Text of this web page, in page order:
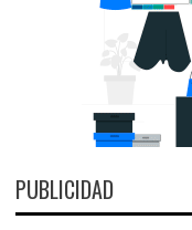
PUBLICIDAD